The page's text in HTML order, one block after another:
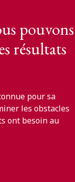
pouvons
résultats
pour sa
les obstacles
ont besoin au